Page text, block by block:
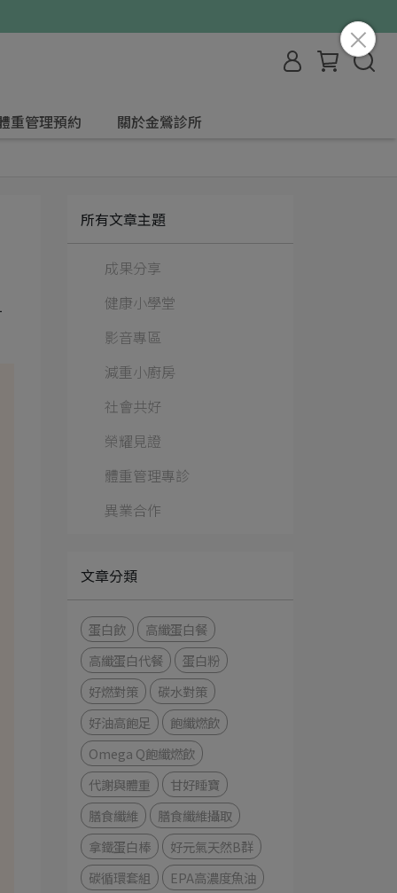
重管理預約 關於金鶯診所
所有文章主題
成果分享
健康小學堂
影音專區
減重小廚房
社會共好
榮耀見證
體重管理專診
異業合作
文章分類
蛋白飲
高纖蛋白餐
高纖蛋白代餐
蛋白粉
好燃對策
碳水對策
好油高飽足
飽纖燃飲
Omega Q飽纖燃飲
代謝與體重
甘好睡寶
膳食纖維
膳食纖維攝取
拿鐵蛋白棒
好元氣天然B群
碳循環套組
EPA高濃度魚油